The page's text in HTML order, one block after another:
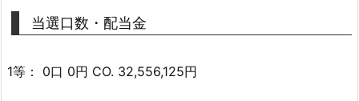
当選口数・配当金
1等： 0口 0円 CO. 32,556,125円